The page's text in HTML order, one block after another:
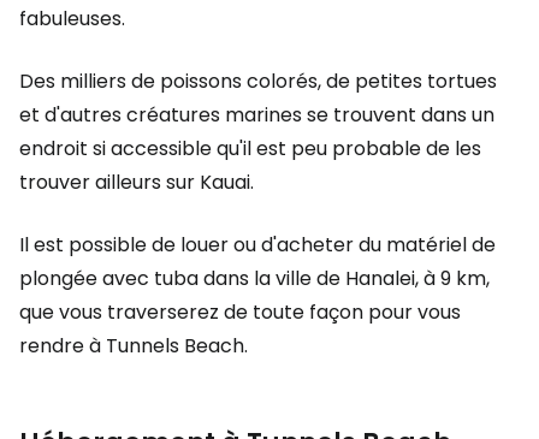
fabuleuses.
Des milliers de poissons colorés, de petites tortues
et d'autres créatures marines se trouvent dans un
endroit si accessible qu'il est peu probable de les
trouver ailleurs sur Kauai.
Il est possible de louer ou d'acheter du matériel de
plongée avec tuba dans la ville de Hanalei, à 9 km,
que vous traverserez de toute façon pour vous
rendre à Tunnels Beach.